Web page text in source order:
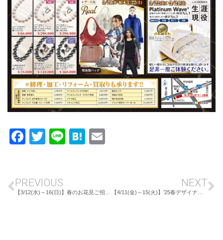
Facebook
Twitter
LineHatena
PREVIOUS
【3/12(水)～16(日)】春のお花見ご招待フェア IN川中島本店
NEXT
【4/11(金)～15(火)】’25春デザイナー＆アートグラスフェア IN上田店